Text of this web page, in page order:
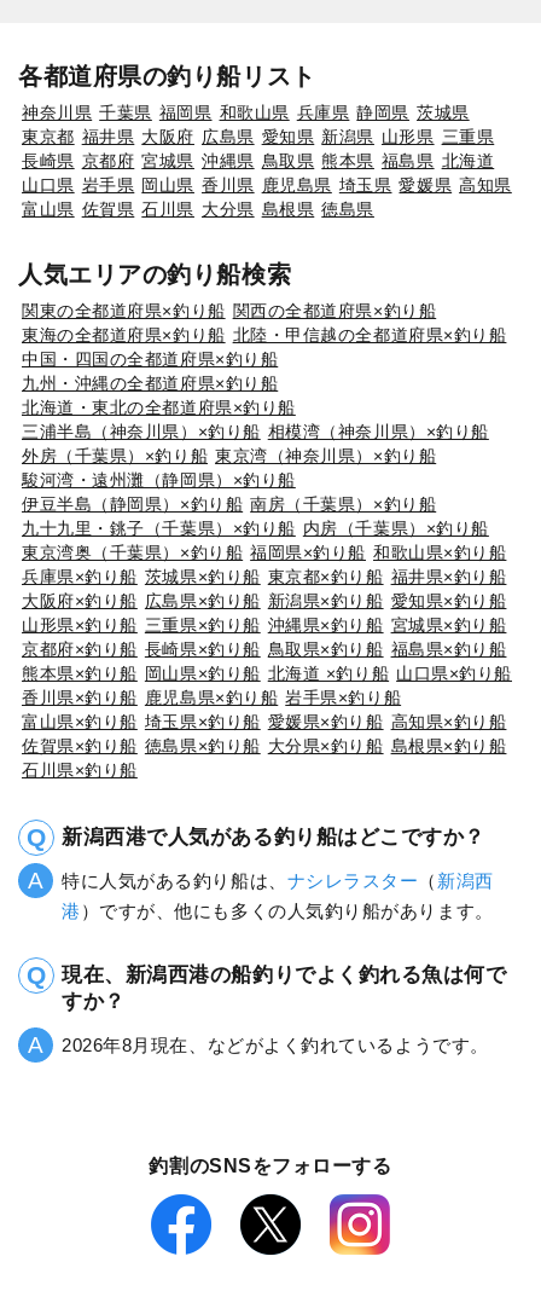
各都道府県の釣り船リスト
神奈川県 千葉県 福岡県 和歌山県 兵庫県 静岡県 茨城県
東京都 福井県 大阪府 広島県 愛知県 新潟県 山形県 三重県
長崎県 京都府 宮城県 沖縄県 鳥取県 熊本県 福島県 北海道
山口県 岩手県 岡山県 香川県 鹿児島県 埼玉県 愛媛県 高知県
富山県 佐賀県 石川県 大分県 島根県 徳島県
人気エリアの釣り船検索
関東の全都道府県×釣り船 関西の全都道府県×釣り船
東海の全都道府県×釣り船 北陸・甲信越の全都道府県×釣り船
中国・四国の全都道府県×釣り船
九州・沖縄の全都道府県×釣り船
北海道・東北の全都道府県×釣り船
三浦半島（神奈川県）×釣り船 相模湾（神奈川県）×釣り船
外房（千葉県）×釣り船 東京湾（神奈川県）×釣り船
駿河湾・遠州灘（静岡県）×釣り船
伊豆半島（静岡県）×釣り船 南房（千葉県）×釣り船
九十九里・銚子（千葉県）×釣り船 内房（千葉県）×釣り船
東京湾奥（千葉県）×釣り船 福岡県×釣り船 和歌山県×釣り船
兵庫県×釣り船 茨城県×釣り船 東京都×釣り船 福井県×釣り船
大阪府×釣り船 広島県×釣り船 新潟県×釣り船 愛知県×釣り船
山形県×釣り船 三重県×釣り船 沖縄県×釣り船 宮城県×釣り船
京都府×釣り船 長崎県×釣り船 鳥取県×釣り船 福島県×釣り船
熊本県×釣り船 岡山県×釣り船 北海道 ×釣り船 山口県×釣り船
香川県×釣り船 鹿児島県×釣り船 岩手県×釣り船
富山県×釣り船 埼玉県×釣り船 愛媛県×釣り船 高知県×釣り船
佐賀県×釣り船 徳島県×釣り船 大分県×釣り船 島根県×釣り船
石川県×釣り船
新潟西港で人気がある釣り船はどこですか？
特に人気がある釣り船は、 ナシレラスター （ 新潟西
港 ）ですが、他にも多くの人気釣り船があります。
現在、新潟西港の船釣りでよく釣れる魚は何で
すか？
2026年8月現在、などがよく釣れているようです。
釣割のSNSをフォローする